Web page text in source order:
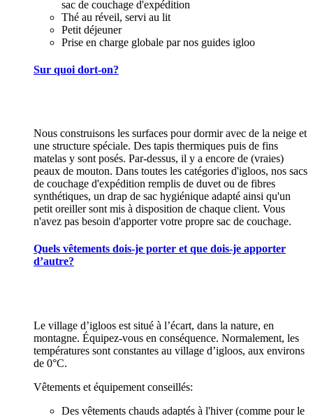
sac de couchage d'expédition
Thé au réveil, servi au lit
Petit déjeuner
Prise en charge globale par nos guides igloo
Sur quoi dort-on?
Nous construisons les surfaces pour dormir avec de la neige et
une structure spéciale. Des tapis thermiques puis de fins
matelas y sont posés. Par-dessus, il y a encore de (vraies)
peaux de mouton. Dans toutes les catégories d'igloos, nos sacs
de couchage d'expédition remplis de duvet ou de fibres
synthétiques, un drap de sac hygiénique adapté ainsi qu'un
petit oreiller sont mis à disposition de chaque client. Vous
n'avez pas besoin d'apporter votre propre sac de couchage.
Quels vêtements dois-je porter et que dois-je apporter
d’autre?
Le village d’igloos est situé à l’écart, dans la nature, en
montagne. Équipez-vous en conséquence. Normalement, les
températures sont constantes au village d’igloos, aux environs
de 0°C.
Vêtements et équipement conseillés:
Des vêtements chauds adaptés à l'hiver (comme pour le